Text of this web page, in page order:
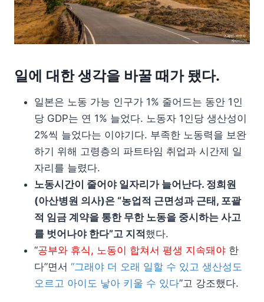
일에 대한 생각을 바꿀 때가 됐다.
일본은 노동 가능 인구가 1% 줄어드는 동안 1인
당 GDP는 연 1% 늘었다. 노동자 1인당 생산성이
2%씩 늘었다는 이야기다. 부족한 노동력을 보완
하기 위해 고령층의 파트타임 취업과 시간제 일
자리를 늘렸다.
노동시간이 줄어야 일자리가 늘어난다. 정희원
(아산병원 의사)은 “농업적 근면성과 근태, 포괄
적 임금 계약을 통한 무한 노동을 중시하는 사고
를 벗어나야 한다”고 지적했다.
“공부와 휴식, 노동이 합쳐서 평생 지속돼야 한
다”면서 “그래야 더 오래 일할 수 있고 생산성도
오르고 아이도 낳아 키울 수 있다”고 강조했다.